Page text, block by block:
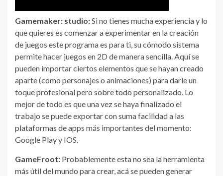
Gamemaker: studio:Si no tienes mucha experiencia y lo
que quieres es comenzar a experimentar en la creación
de juegos este programa es para ti, su cómodo sistema
permite hacer juegos en 2D de manera sencilla. Aquí se
pueden importar ciertos elementos que se hayan creado
aparte (como personajes o animaciones) para darle un
toque profesional pero sobre todo personalizado. Lo
mejor de todo es que una vez se haya finalizado el
trabajo se puede exportar con suma facilidad a las
plataformas de apps más importantes del momento:
Google Play y IOS.
GameFroot: Probablemente esta no sea la herramienta
más útil del mundo para crear, acá se pueden generar